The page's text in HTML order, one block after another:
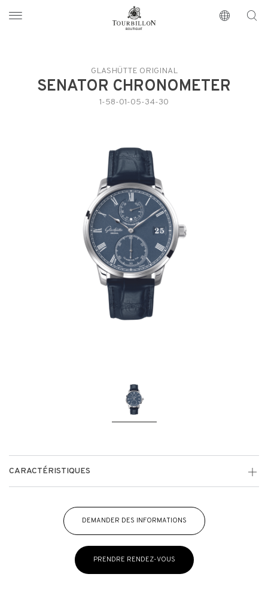
https://www.tourbillon.com/fr
GLASHÜTTE ORIGINAL
SENATOR CHRONOMETER
1-58-01-05-34-30
CARACTÉRISTIQUES
DEMANDER DES INFORMATIONS
PRENDRE RENDEZ-VOUS